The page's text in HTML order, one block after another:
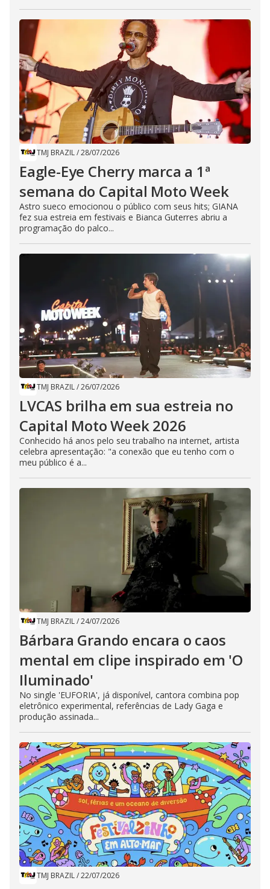
TMJ BRAZIL/28/07/2026
Eagle-Eye Cherry marca a 1ª
semana do Capital Moto Week
Astro sueco emocionou o público com seus hits; GIANA
fez sua estreia em festivais e Bianca Guterres abriu a
programação do palco...
TMJ BRAZIL/26/07/2026
LVCAS brilha em sua estreia no
Capital Moto Week 2026
Conhecido há anos pelo seu trabalho na internet, artista
celebra apresentação: "a conexão que eu tenho com o
meu público é a...
TMJ BRAZIL/24/07/2026
Bárbara Grando encara o caos
mental em clipe inspirado em 'O
Iluminado'
No single 'EUFORIA', já disponível, cantora combina pop
eletrônico experimental, referências de Lady Gaga e
produção assinada...
TMJ BRAZIL/22/07/2026